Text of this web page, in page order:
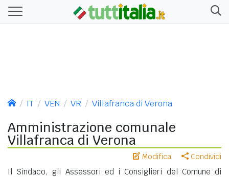
IT VEN VR Villafranca di Verona
Amministrazione comunale
Villafranca di Verona
Modifica Condividi
Il Sindaco, gli Assessori ed i Consiglieri del Comune di